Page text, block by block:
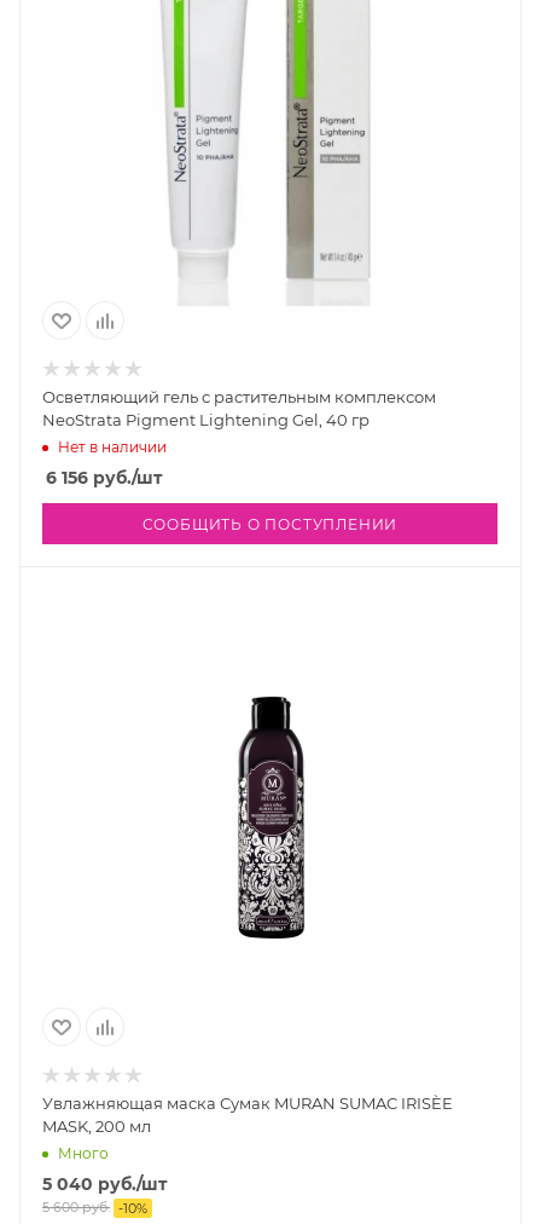
Осветляющий гель с растительным комплексом
NeoStrata Pigment Lightening Gel, 40 гр
Нет в наличии
6 156 руб./шт
СООБЩИТЬ О ПОСТУПЛЕНИИ
Увлажняющая маска Сумак MURAN SUMAC IRISÈE
MASK, 200 мл
Много
5 040 руб./шт
5 600руб. -10%